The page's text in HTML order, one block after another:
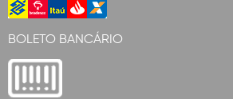
BOLETO BANCÁRIO